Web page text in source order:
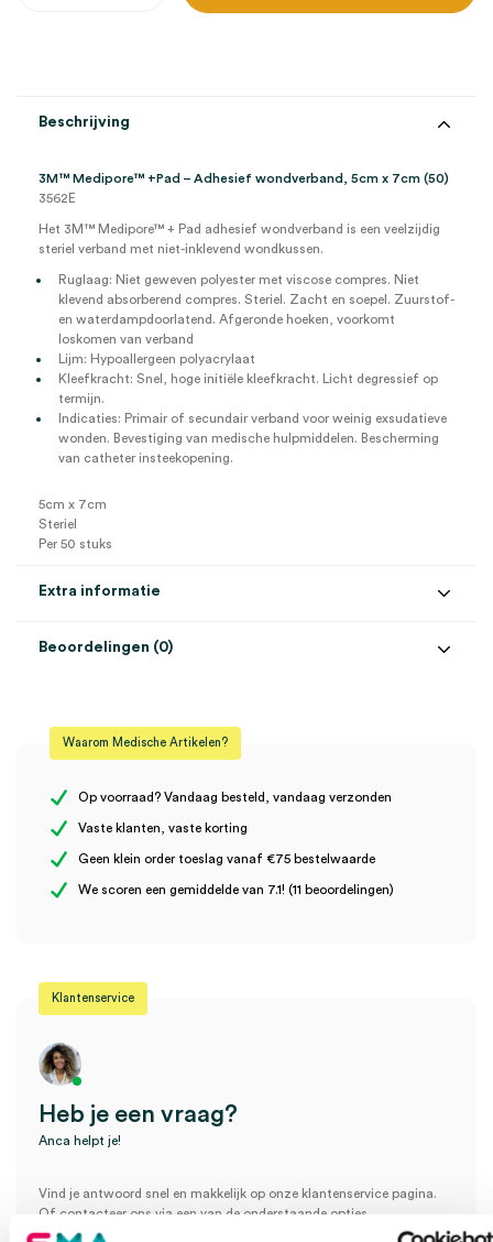
x
aantal
Beschrijving
3M™ Medipore™ +Pad – Adhesief wondverband, 5cm x 7cm (50)
3562E
Het 3M™ Medipore™ + Pad adhesief wondverband is een veelzijdig
steriel verband met niet-inklevend wondkussen.
Ruglaag: Niet geweven polyester met viscose compres. Niet
klevend absorberend compres. Steriel. Zacht en soepel. Zuurstof-
en waterdampdoorlatend. Afgeronde hoeken, voorkomt
loskomen van verband
Lijm: Hypoallergeen polyacrylaat
Kleefkracht: Snel, hoge initiële kleefkracht. Licht degressief op
termijn.
Indicaties: Primair of secundair verband voor weinig exsudatieve
wonden. Bevestiging van medische hulpmiddelen. Bescherming
van catheter insteekopening.
5cm x 7cm
Steriel
Per 50 stuks
Extra informatie
Steriel steriel
Beoordelingen (0)
Er zijn nog geen beoordelingen.
wondverband, 5cm x 7cm (50)” te beoordelen
Waarom Medische Artikelen?
Op voorraad? Vandaag besteld, vandaag verzonden
Vaste klanten, vaste korting
Geen klein order toeslag vanaf €75 bestelwaarde
We scoren een gemiddelde van 7.1! (11 beoordelingen)
Klantenservice
Heb je een vraag?
Anca helpt je!
Vind je antwoord snel en makkelijk op onze klantenservice pagina.
Of contacteer ons via een van de onderstaande opties.
Onze klantenservice is bereikbaar van maandag t/m vrijdag van